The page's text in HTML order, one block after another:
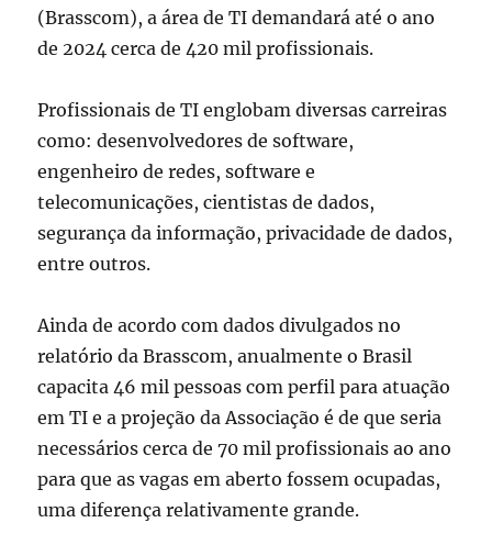
(Brasscom), a área de TI demandará até o ano
de 2024 cerca de 420 mil profissionais.
Profissionais de TI englobam diversas carreiras
como: desenvolvedores de software,
engenheiro de redes, software e
telecomunicações, cientistas de dados,
segurança da informação, privacidade de dados,
entre outros.
Ainda de acordo com dados divulgados no
relatório da Brasscom, anualmente o Brasil
capacita 46 mil pessoas com perfil para atuação
em TI e a projeção da Associação é de que seria
necessários cerca de 70 mil profissionais ao ano
para que as vagas em aberto fossem ocupadas,
uma diferença relativamente grande.